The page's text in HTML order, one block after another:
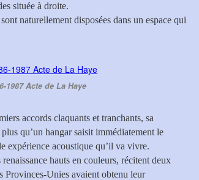
située à droite.
naturellement disposées dans un espace qui
1987 Acte de La Haye
accords claquants et tranchants, sa
qu’un hangar saisit immédiatement le
expérience acoustique qu’il va vivre.
hauts en couleurs, récitent deux
Provinces-Unies avaient obtenu leur